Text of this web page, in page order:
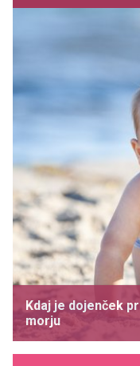
Kdaj je dojenček
morju